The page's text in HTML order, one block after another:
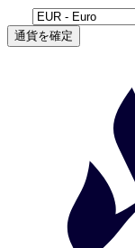
通貨を確定